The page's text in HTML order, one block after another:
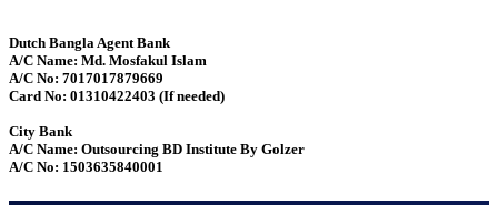
Dutch Bangla Agent Bank
A/C Name: Md. Mosfakul Islam
A/C No: 7017017879669
Card No: 01310422403 (If needed)
City Bank
A/C Name: Outsourcing BD Institute By Golzer
A/C No: 1503635840001